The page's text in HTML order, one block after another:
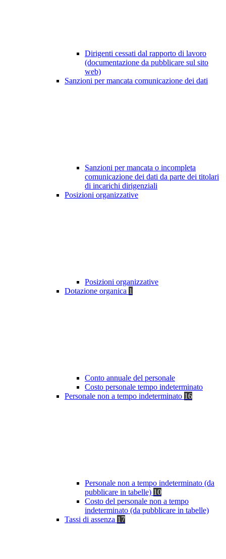
Dirigenti cessati dal rapporto di lavoro
(documentazione da pubblicare sul sito
web)
Sanzioni per mancata comunicazione dei dati
Sanzioni per mancata o incompleta
comunicazione dei dati da parte dei titolari
di incarichi dirigenziali
Posizioni organizzative
Posizioni organizzative
Dotazione organica 1
Conto annuale del personale
Costo personale tempo indeterminato
Personale non a tempo indeterminato 16
Personale non a tempo indeterminato (da
pubblicare in tabelle) 10
Costo del personale non a tempo
indeterminato (da pubblicare in tabelle)
Tassi di assenza 17